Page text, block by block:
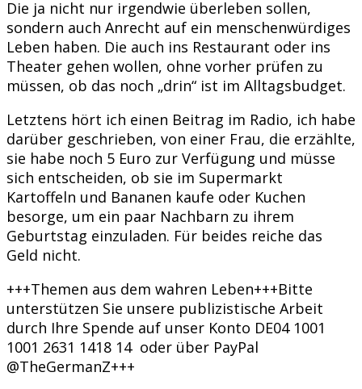
Die ja nicht nur irgendwie überleben sollen,
sondern auch Anrecht auf ein menschenwürdiges
Leben haben. Die auch ins Restaurant oder ins
Theater gehen wollen, ohne vorher prüfen zu
müssen, ob das noch „drin“ ist im Alltagsbudget.
Letztens hört ich einen Beitrag im Radio, ich habe
darüber geschrieben, von einer Frau, die erzählte,
sie habe noch 5 Euro zur Verfügung und müsse
sich entscheiden, ob sie im Supermarkt
Kartoffeln und Bananen kaufe oder Kuchen
besorge, um ein paar Nachbarn zu ihrem
Geburtstag einzuladen. Für beides reiche das
Geld nicht.
+++Themen aus dem wahren Leben+++Bitte
unterstützen Sie unsere publizistische Arbeit
durch Ihre Spende auf unser Konto DE04 1001
1001 2631 1418 14 oder über PayPal
@TheGermanZ+++